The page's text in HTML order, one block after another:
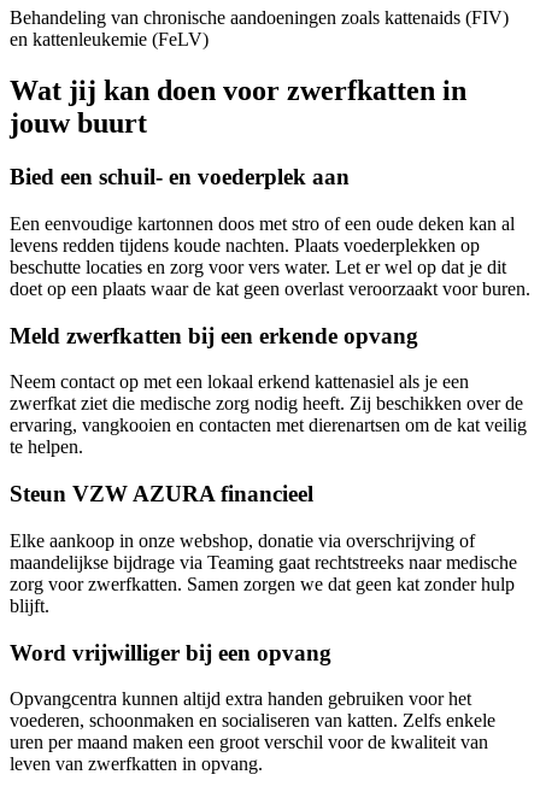
Behandeling van chronische aandoeningen zoals kattenaids (FIV)
en kattenleukemie (FeLV)
Wat jij kan doen voor zwerfkatten in
jouw buurt
Bied een schuil- en voederplek aan
Een eenvoudige kartonnen doos met stro of een oude deken kan al
levens redden tijdens koude nachten. Plaats voederplekken op
beschutte locaties en zorg voor vers water. Let er wel op dat je dit
doet op een plaats waar de kat geen overlast veroorzaakt voor buren.
Meld zwerfkatten bij een erkende opvang
Neem contact op met een lokaal erkend kattenasiel als je een
zwerfkat ziet die medische zorg nodig heeft. Zij beschikken over de
ervaring, vangkooien en contacten met dierenartsen om de kat veilig
te helpen.
Steun VZW AZURA financieel
Elke aankoop in onze webshop, donatie via overschrijving of
maandelijkse bijdrage via Teaming gaat rechtstreeks naar medische
zorg voor zwerfkatten. Samen zorgen we dat geen kat zonder hulp
blijft.
Word vrijwilliger bij een opvang
Opvangcentra kunnen altijd extra handen gebruiken voor het
voederen, schoonmaken en socialiseren van katten. Zelfs enkele
uren per maand maken een groot verschil voor de kwaliteit van
leven van zwerfkatten in opvang.